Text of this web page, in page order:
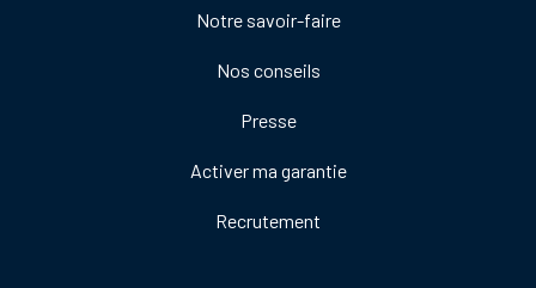
Notre savoir-faire
Nos conseils
Presse
Activer ma garantie
Recrutement